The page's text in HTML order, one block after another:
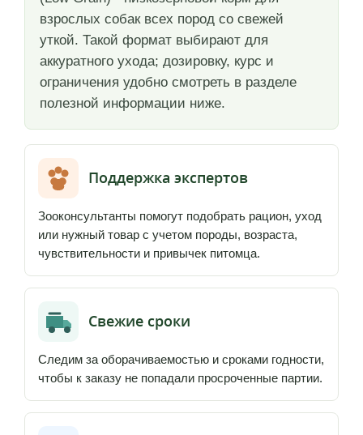
взрослых собак всех пород со свежей
уткой. Такой формат выбирают для
аккуратного ухода; дозировку, курс и
ограничения удобно смотреть в разделе
полезной информации ниже.
Поддержка экспертов
Зооконсультанты помогут подобрать рацион, уход
или нужный товар с учетом породы, возраста,
чувствительности и привычек питомца.
Свежие сроки
Следим за оборачиваемостью и сроками годности,
чтобы к заказу не попадали просроченные партии.